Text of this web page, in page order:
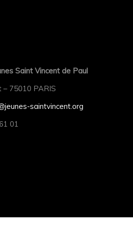
Saint Vincent de Paul
– 75010 PARIS
saintvincent.org
01